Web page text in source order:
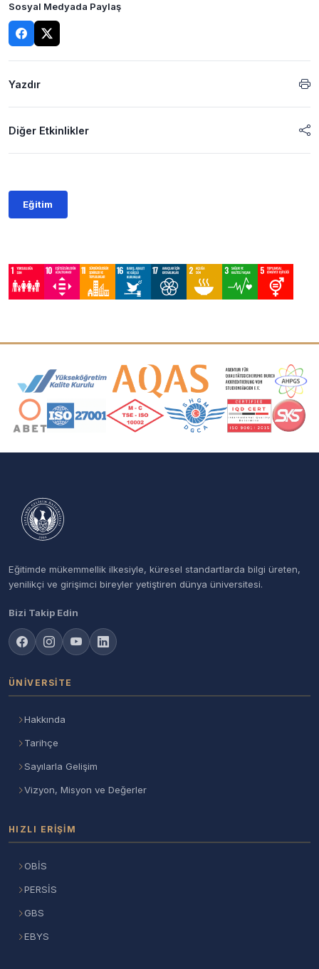
Sosyal Medyada Paylaş
Yazdır
Diğer Etkinlikler
Eğitim
Akreditasyon ve Üyelik Logoları
Eğitimde mükemmellik ilkesiyle, küresel standartlarda bilgi üreten,
yenilikçi ve girişimci bireyler yetiştiren dünya üniversitesi.
Bizi Takip Edin
ÜNIVERSITE
Hakkında
Tarihçe
Sayılarla Gelişim
Vizyon, Misyon ve Değerler
HIZLI ERIŞIM
OBİS
PERSİS
GBS
EBYS